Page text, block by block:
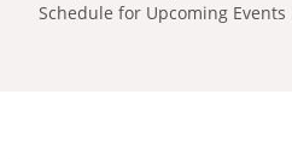
Schedule for Upcoming Events